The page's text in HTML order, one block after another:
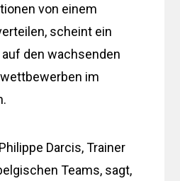
von einem
scheint ein
den wachsenden
im
Darcis, Trainer
Teams, sagt,